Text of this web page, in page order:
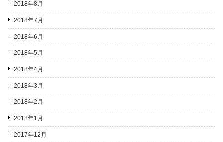
2018年8月
2018年7月
2018年6月
2018年5月
2018年4月
2018年3月
2018年2月
2018年1月
2017年12月